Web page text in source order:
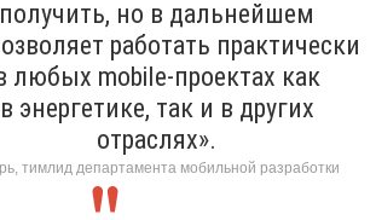
получить, но в дальнейшем
работать практически
любых mobile-проектах как
в энергетике, так и в других
отраслях».
тимлид департамента мобильной разработки